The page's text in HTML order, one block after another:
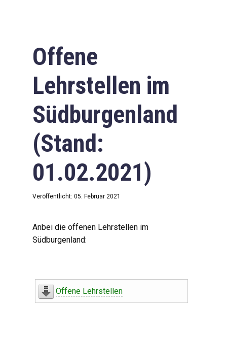
Offene
Lehrstellen im
Südburgenland
(Stand:
01.02.2021)
Veröffentlicht: 05. Februar 2021
Anbei die offenen Lehrstellen im
Südburgenland:
Offene Lehrstellen